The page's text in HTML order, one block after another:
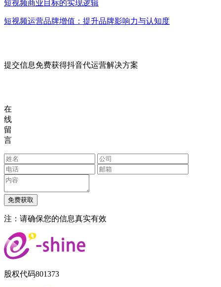
短视频商业目标的实现逻辑
短视频运营品牌增值：提升品牌影响力与认知度
提交信息免费获得抖音代运营解决方案
在
线
留
言
注：请确保您的信息真实有效
股权代码801373